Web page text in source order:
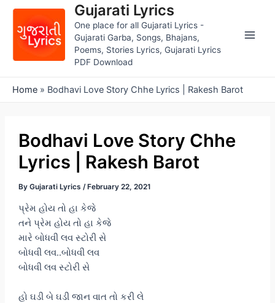
content
Gujarati Lyrics
One place for all Gujarati Lyrics -
Gujarati Garba, Songs, Bhajans,
Poems, Stories Lyrics, Gujarati Lyrics
PDF Download
Home » Bodhavi Love Story Chhe Lyrics | Rakesh Barot
Bodhavi Love Story Chhe
Lyrics | Rakesh Barot
By Gujarati Lyrics / February 22, 2021
પ્રેમ હોય તો હા કેજે
તને પ્રેમ હોય તો હા કેજે
મારે બોધવી લવ સ્ટોરી સે
બોધવી લવ..બોધવી લવ
બોધવી લવ સ્ટોરી સે
હો ઘડી બે ઘડી જાન વાત તો કરી લે